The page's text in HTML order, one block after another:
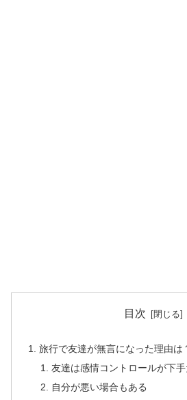
目次
旅行で友達が無言になった理由は
友達は感情コントロールが下手
自分が悪い場合もある